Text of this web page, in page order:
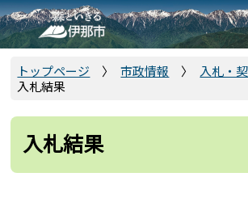
こ
の
ペ
で
トップページ 市政情報
入札・
入札結果
入札結果